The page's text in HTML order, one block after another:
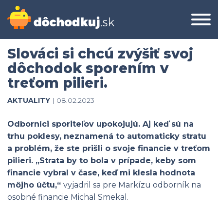
Slováci si chcú zvýšiť svoj
dôchodok sporením v
treťom pilieri.
AKTUALITY | 08.02.2023
Odborníci sporiteľov upokojujú. Aj keď sú na
trhu poklesy, neznamená to automaticky stratu
a problém, že ste prišli o svoje financie v treťom
pilieri. „Strata by to bola v prípade, keby som
financie vybral v čase, keď mi klesla hodnota
môjho účtu,“ vyjadril sa pre Markízu odborník na
osobné financie Michal Smekal.